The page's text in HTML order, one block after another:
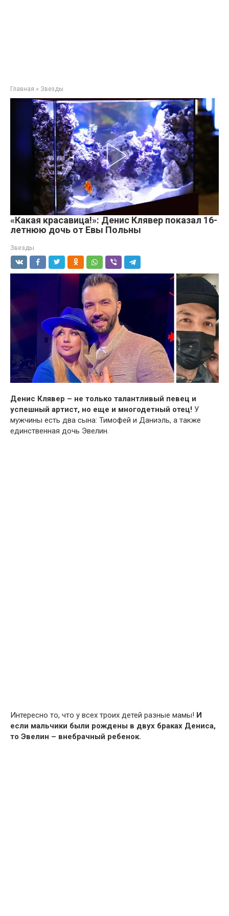
Главная » Звезды
«Какая красавица!»: Денис Клявер показал 16-
летнюю дочь от Евы Польны
Звезды
Денис Клявер – не только талантливый певец и
успешный артист, но еще и многодетный отец! У
мужчины есть два сына: Тимофей и Даниэль, а также
единственная дочь Эвелин.
Интересно то, что у всех троих детей разные мамы! И
если мальчики были рождены в двух браках Дениса,
то Эвелин – внебрачный ребенок.